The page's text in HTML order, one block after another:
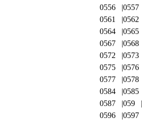
0556
0557
0561
0562
0564
0565
0567
0568
0572
0573
0575
0576
0577
0578
0584
0585
0587
059
0596
0597